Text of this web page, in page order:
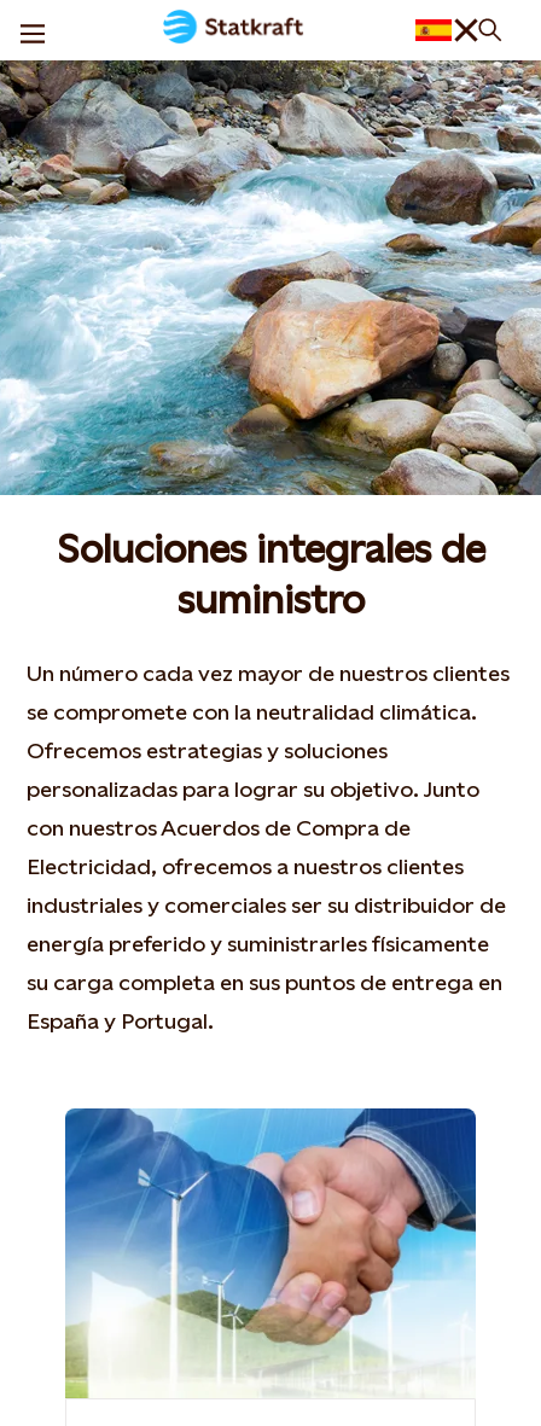
Soluciones integrales de
suministro
Un número cada vez mayor de nuestros clientes
se compromete con la neutralidad climática.
Ofrecemos estrategias y soluciones
personalizadas para lograr su objetivo. Junto
con nuestros Acuerdos de Compra de
Electricidad, ofrecemos a nuestros clientes
industriales y comerciales ser su distribuidor de
energía preferido y suministrarles físicamente
su carga completa en sus puntos de entrega en
España y Portugal.
Photo: Shutterstock, 397794217,
24Novembers